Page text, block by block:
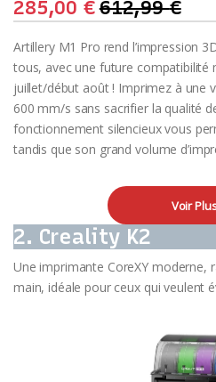
285,00€612,99€
Artillery M1 Pro rend l’impression
tous, avec une future compatibilité
juillet/début août ! Imprimez à une
600 mm/s sans sacrifier la qualité
fonctionnement silencieux vous
tandis que son grand volume
Voir
2. Creality K2
Une imprimante CoreXY moderne,
main, idéale pour ceux qui veulent